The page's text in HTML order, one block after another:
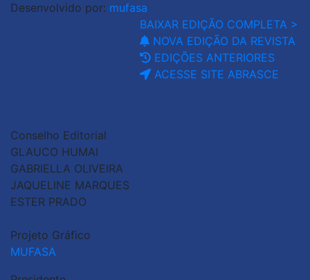
Desenvolvido por: mufasa
BAIXAR EDIÇÃO COMPLETA >
NOVA EDIÇÃO DA REVISTA
EDIÇÕES ANTERIORES
ACESSE SITE ABRASCE
Conselho Editorial
GLAUCO HUMAI
GABRIELLA OLIVEIRA
JAQUELINE MARQUES
ESTER PRADO
Projeto Gráfico
MUFASA